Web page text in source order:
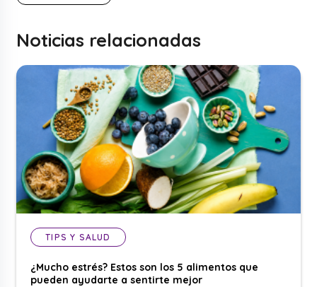
Noticias relacionadas
TIPS Y SALUD
¿Mucho estrés? Estos son los 5 alimentos que
pueden ayudarte a sentirte mejor